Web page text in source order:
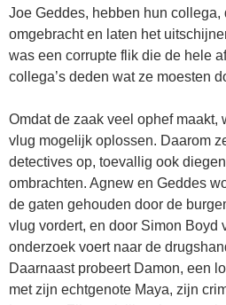
Joe Geddes, hebben hun
omgebracht en laten het
was een corrupte flik die de hele
collega’s deden wat ze moesten
Omdat de zaak veel ophef maakt,
vlug mogelijk oplossen. Daarom
detectives op, toevallig ook
ombrachten. Agnew en Geddes
de gaten gehouden door de
vlug vordert, en door Simon Boyd
onderzoek voert naar de
Daarnaast probeert Damon, een
met zijn echtgenote Maya, zijn